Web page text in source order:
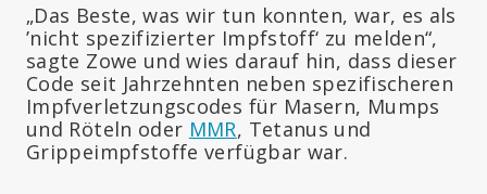
„Das Beste, was wir tun konnten, war, es als
’nicht spezifizierter Impfstoff‘ zu melden“,
sagte Zowe und wies darauf hin, dass dieser
Code seit Jahrzehnten neben spezifischeren
Impfverletzungscodes für Masern, Mumps
und Röteln oder MMR, Tetanus und
Grippeimpfstoffe verfügbar war.